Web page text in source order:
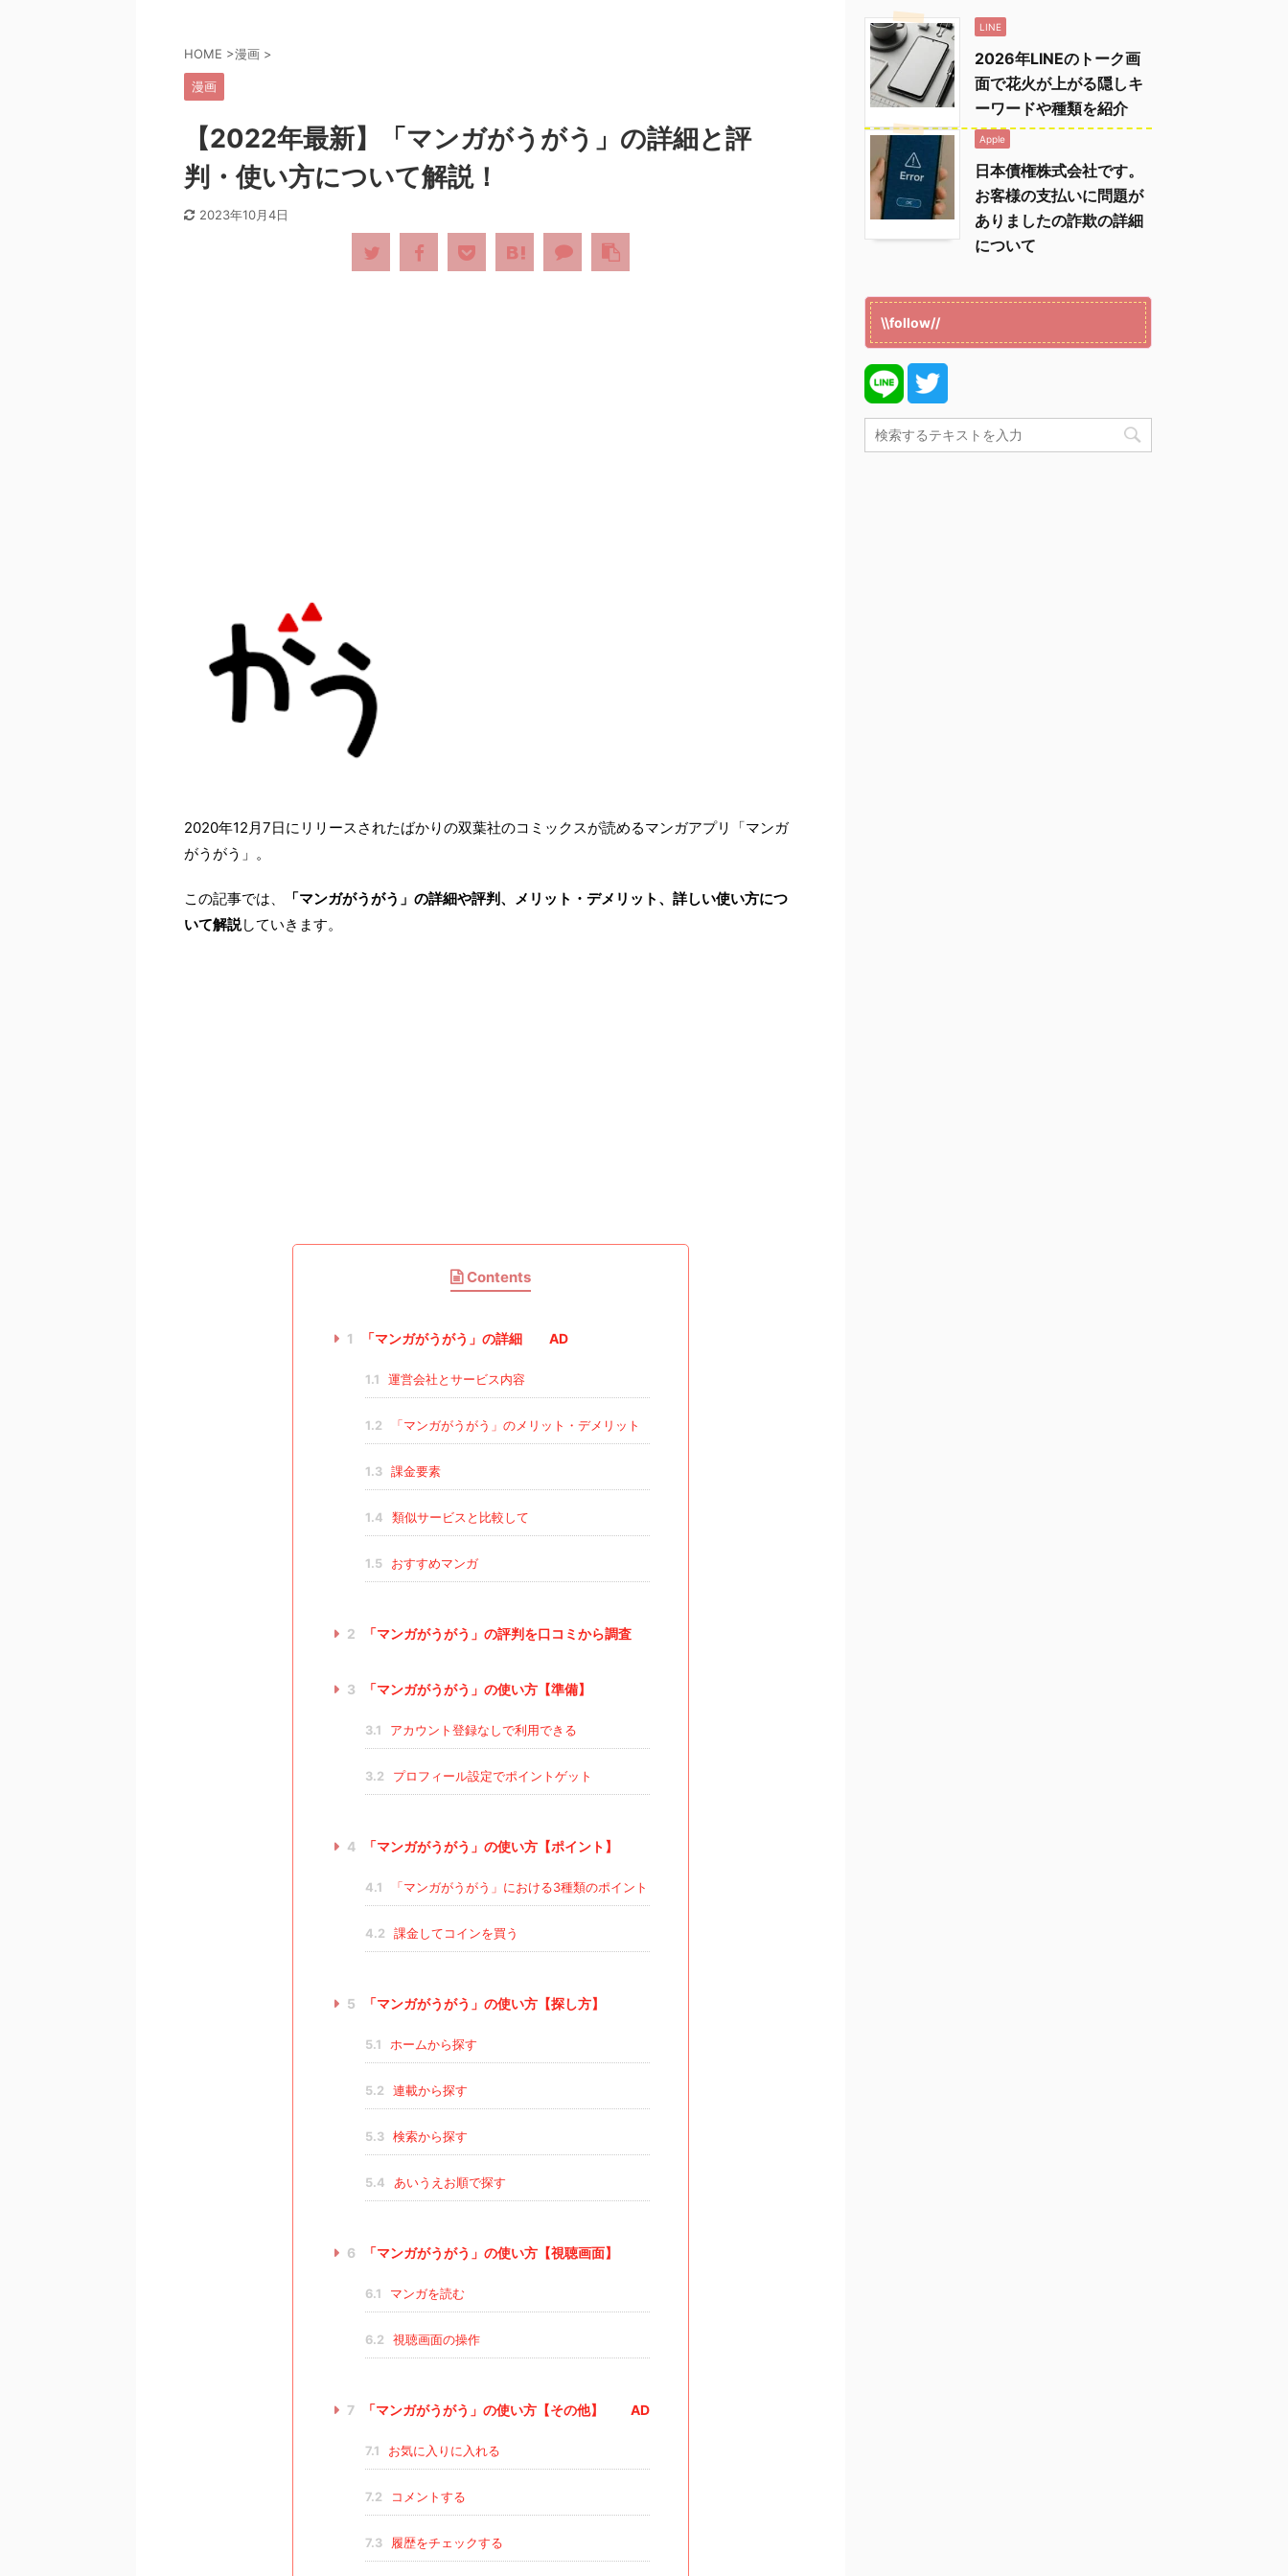
HOME >漫画 >
漫画
【2022年最新】「マンガがうがう」の詳細と評
判・使い方について解説！
2023年10月4日
2020年12月7日にリリースされたばかりの双葉社のコミックスが読めるマンガアプリ「マンガ
がうがう」。
この記事では、
「マンガがうがう」の詳細や評判、メリット・デメリット、詳しい使い方につ
いて解説していきます。
Contents
1 「マンガがうがう」の詳細 AD
1.1 運営会社とサービス内容
1.2 「マンガがうがう」のメリット・デメリット
1.3 課金要素
1.4 類似サービスと比較して
1.5 おすすめマンガ
2 「マンガがうがう」の評判を口コミから調査
3 「マンガがうがう」の使い方【準備】
3.1 アカウント登録なしで利用できる
3.2 プロフィール設定でポイントゲット
4 「マンガがうがう」の使い方【ポイント】
4.1 「マンガがうがう」における3種類のポイント
4.2 課金してコインを買う
5 「マンガがうがう」の使い方【探し方】
5.1 ホームから探す
5.2 連載から探す
5.3 検索から探す
5.4 あいうえお順で探す
6 「マンガがうがう」の使い方【視聴画面】
6.1 マンガを読む
6.2 視聴画面の操作
7 「マンガがうがう」の使い方【その他】 AD
7.1 お気に入りに入れる
7.2 コメントする
7.3 履歴をチェックする
LINE
2026年LINEのトーク画
面で花火が上がる隠しキ
ーワードや種類を紹介
Apple
日本債権株式会社です。
お客様の支払いに問題が
ありましたの詐欺の詳細
について
\\follow//